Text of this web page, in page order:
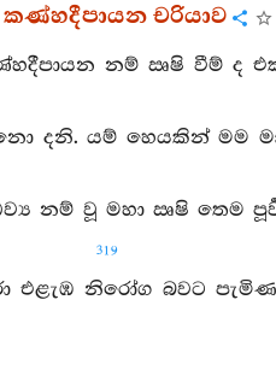
කණ්හදීපායන චරියාව
නම් ඍෂි වීම් ද
නො දනි. යම් හෙයකින් මම
නම් වූ මහා ඍෂි තෙම
319
එළැඹ නිරෝග බවට